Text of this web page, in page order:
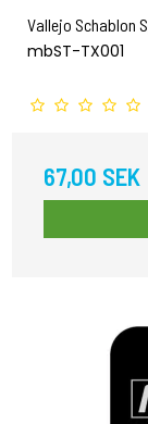
Vallejo Schablon
mbST-TX001
67,00 SEK